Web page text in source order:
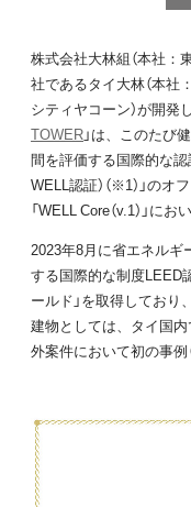
株式会社大林組（本社：
社であるタイ大林（本社
シティヤコーン）が開発
TOWER」は、このたび
間を評価する国際的な認
WELL認証）（※1）」の
「WELL Core（v.1）」に
2023年8月に省エネルギ
する国際的な制度LEED認
ールド」を取得してお
建物としては、タイ国
外案件において初の事例